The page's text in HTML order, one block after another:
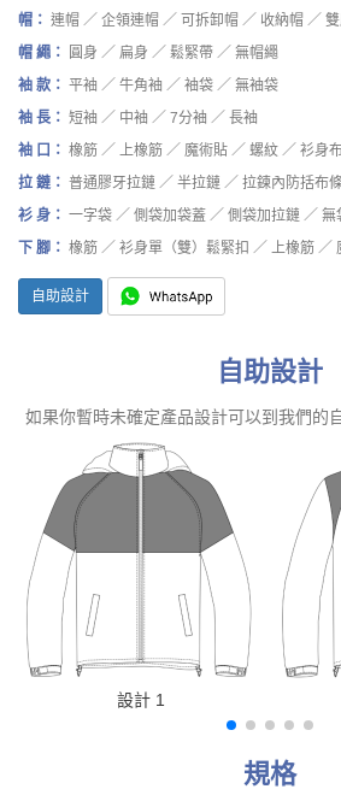
帽： 連帽 ／ 企領連帽 ／ 可拆卸帽 ／ 收納帽 ／
帽 繩：
圓身 ／ 扁身 ／ 鬆緊帶 ／ 無帽繩
袖 款： 平袖 ／ 牛角袖 ／ 袖袋 ／ 無袖袋
袖 長： 短袖 ／ 中袖 ／ 7分袖 ／ 長袖
袖 口： 橡筋 ／ 上橡筋 ／ 魔術貼 ／ 螺紋 ／ 衫身
拉 鏈： 普通膠牙拉鏈 ／ 半拉鏈 ／ 拉鍊內防括布
衫 身： 一字袋 ／ 側袋加袋蓋 ／ 側袋加拉鏈 ／ 無
下 腳： 橡筋 ／ 衫身單（雙）鬆緊扣 ／ 上橡筋 ／
自助設計
自助設計
如果你暫時未確定產品設計可以到我們的
設計 1
規格